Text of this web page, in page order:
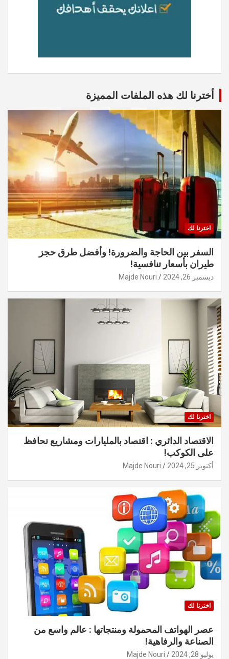
أخترنا لك هذه الملفات المميزة
اخترنا لك
السفر بين الحاجة والضرورة! وأفضل طرق حجز
طيران بأسعار تنافسية!
ديسمبر 26, 2024 Majde Nouri
اخترنا لك
الاقتصاد الدائري : اقتصاد بالمليارات ومشاريع تحافظ
على الكوكب!
أكتوبر 25, 2024 Majde Nouri
اخترنا لك
عصر الهواتف المحمولة ومنتجاتها : عالم واسع من
الصناعة والرفاهية!
يوليو 28, 2024 Majde Nouri